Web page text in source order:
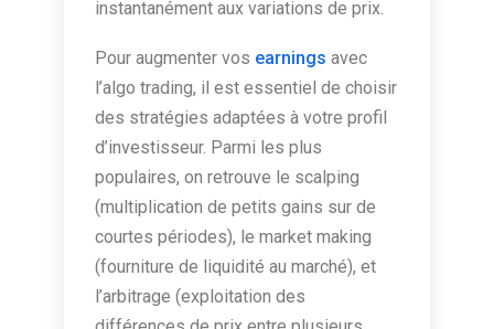
instantanément aux variations de prix.
Pour augmenter vos earnings avec
l’algo trading, il est essentiel de choisir
des stratégies adaptées à votre profil
d’investisseur. Parmi les plus
populaires, on retrouve le scalping
(multiplication de petits gains sur de
courtes périodes), le market making
(fourniture de liquidité au marché), et
l’arbitrage (exploitation des